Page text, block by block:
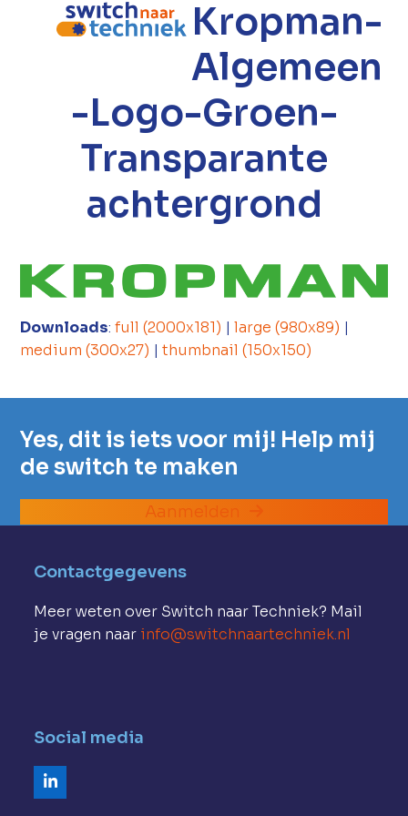
Open
Close
Kropman-
Algemeen
-Logo-Groen-
Transparante
achtergrond
Downloads:full (2000x181) |large (980x89) |
medium (300x27) |thumbnail (150x150)
Yes, dit is iets voor mij! Help mij
de switch te maken
Aanmelden
Contactgegevens
Meer weten over Switch naar Techniek? Mail
je vragen naar info@switchnaartechniek.nl
Social media
LinkedIn